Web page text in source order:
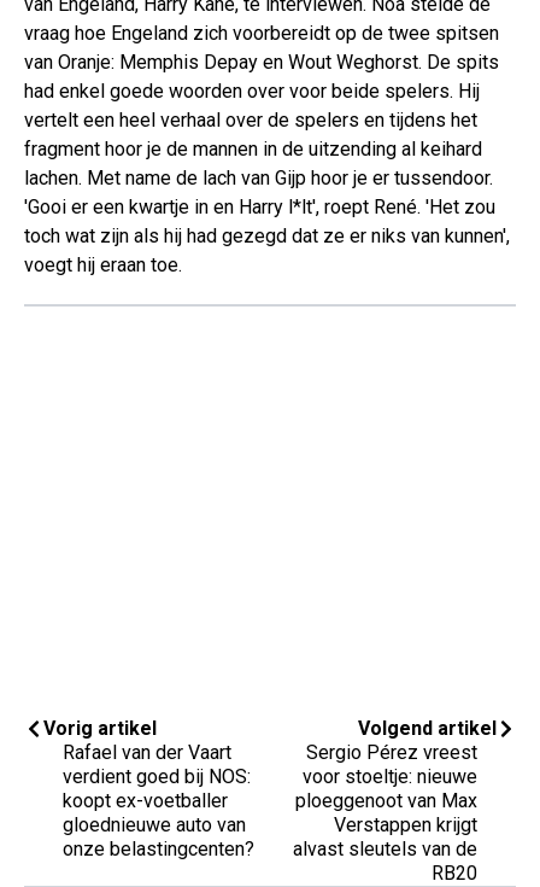
vraag hoe Engeland zich voorbereidt op de twee spitsen
van Oranje: Memphis Depay en Wout Weghorst. De spits
had enkel goede woorden over voor beide spelers. Hij
vertelt een heel verhaal over de spelers en tijdens het
fragment hoor je de mannen in de uitzending al keihard
lachen. Met name de lach van Gijp hoor je er tussendoor.
'Gooi er een kwartje in en Harry l*lt', roept René. 'Het zou
toch wat zijn als hij had gezegd dat ze er niks van kunnen',
voegt hij eraan toe.
Vorig artikel
Rafael van der Vaart
verdient goed bij NOS:
koopt ex-voetballer
gloednieuwe auto van
onze belastingcenten?
Volgend artikel
Sergio Pérez vreest
voor stoeltje: nieuwe
ploeggenoot van Max
Verstappen krijgt
alvast sleutels van de
RB20